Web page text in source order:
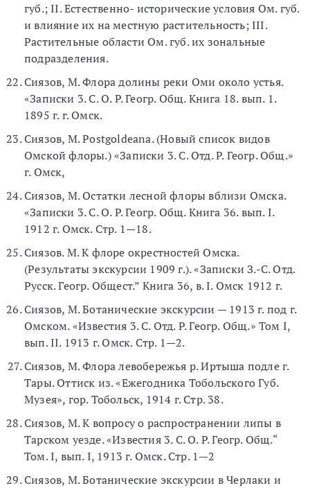
губ.; II. Естественно- исторические условия Ом. губ.
и влияние их на местную растительность; III.
Растительные области Ом. губ. их зональные
подразделения.
Сиязов, М. Флора долины реки Оми около устья.
«Записки 3. С. О. Р. Геогр. Общ. Книга 18. вып. 1.
1895 г. г. Омск.
Сиязов, М. Postgoldeana. (Новый список видов
Омской флоры.) «Записки 3. С. Отд. Р. Геогр. Общ.»
г. Омск,
Сиязов, М. Остатки лесной флоры вблизи Омска.
«Записки 3. С. О. Р. Геогр. Общ. Книга 36. вып. I.
1912 г. Омск. Стр. 1—18.
Сиязов. М. К флоре окрестностей Омска.
(Результаты экскурсии 1909 г.). «Записки З.-С. Отд.
Русск. Геогр. Общест.” Книга 36, в. I. Омск 1912 г.
Сиязов, М. Ботанические экскурсии — 1913 г. под г.
Омском. «Известия 3. С. Отд. Р. Геогр. Общ.» Том I,
вып. II. 1913 г. Омск. Стр. 1—2.
Сиязов, М. Флора левобережья р. Иртыша подле г.
Тары. Оттиск из. «Ежегодника Тобольского Губ.
Музея», гор. Тобольск, 1914 г. Стр. 38.
Сиязов, М. К вопросу о распространении липы в
Тарском уезде. «Известия 3. С. О. Р. Геогр. Общ.“
Том. I, вып. I, 1913 г. Омск. Стр. 1—2
Сиязов, М. Ботанические экскурсии в Черлаки и